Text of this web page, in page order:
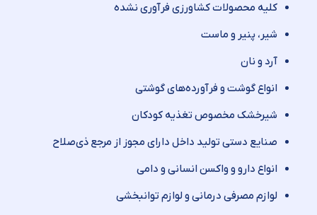
کلیه محصولات کشاورزی فرآوری نشده
شیر، پنیر و ماست
آرد و نان
انواع گوشت و فرآورده‌های گوشتی
شیرخشک مخصوص تغذیه کودکان
صنایع دستی تولید داخل دارای مجوز از مرجع ذی‌صلاح
انواع دارو و واکسن انسانی و دامی
لوازم مصرفی درمانی و لوازم توانبخشی